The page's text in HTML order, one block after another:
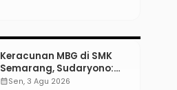
Keracunan MBG di SMK
Semarang, Sudaryono:
“SPPG Harus Bertanggung
calendar_monthSen, 3 Agu 2026